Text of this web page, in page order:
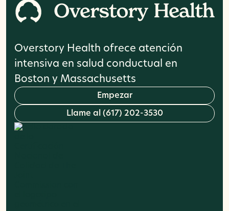
Overstory Health ofrece atención
intensiva en salud conductual en
Boston y Massachusetts
Empezar
Ll ame a (617) 202-3530